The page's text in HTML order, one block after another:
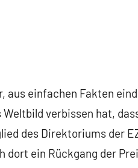
aus einfachen Fakten
verbissen hat,
des Direktoriums der
dort ein Rückgang der